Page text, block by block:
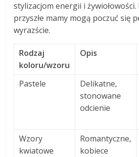
stylizacjom energii i
przyszłe mamy mogą poczuć się
wyrazście.
Rodzaj
koloru/wzoru
Opis
Pastele
Delikatne,
stonowane
odcienie
Wzory
kwiatowe
Romantyczne,
kobiece